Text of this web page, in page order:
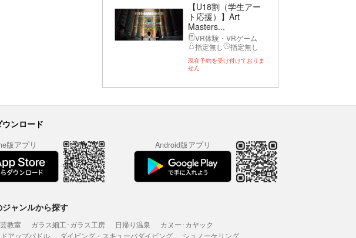
【U18割（学生アー
ト応援）】Art
Masters...
VR体験・VRゲーム
指定無し
指定無し
現在予約を受け付けておりま
せん
ンロード
版アプリ Android版アプリ
ャンルから探す
教室 ガラス細工･ガラス工房 日帰り温泉
カヌー･カヤック
アップパドル
ダイビング・スキューバダイビング
シュノーケリング